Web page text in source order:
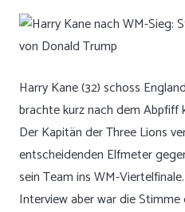
Harry Kane (32) schoss
brachte kurz nach dem Abpfiff
Der Kapitän der Three Lions
entscheidenden Elfmeter
sein Team ins WM-
Interview aber war die